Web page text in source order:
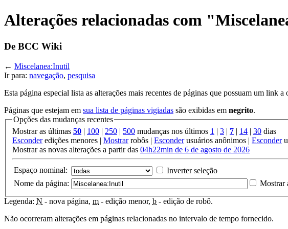
Alterações relacionadas com
De BCC Wiki
← Miscelanea:Inutil
Ir para: navegação, pesquisa
Esta página especial lista as alterações mais recentes de páginas que possuam um link
Páginas que estejam em sua lista de páginas vigiadas são exibidas em negrito.
Opções das mudanças recentes
Mostrar as últimas 50 | 100 | 250 | 500 mudanças nos últimos 1 | 3 | 7 | 14 | 30 dias
Esconderedições menores | Mostrarrobôs | Esconderusuários anônimos | Esconder
Mostrar as novas alterações a partir das 04h22min de 6 de agosto de 2026
Espaço nominal:
Inverter seleção
Nome da página:
Mostrar
Legenda: N - nova página, m - edição menor, b - edição de robô.
Não ocorreram alterações em páginas relacionadas no intervalo de tempo fornecido.